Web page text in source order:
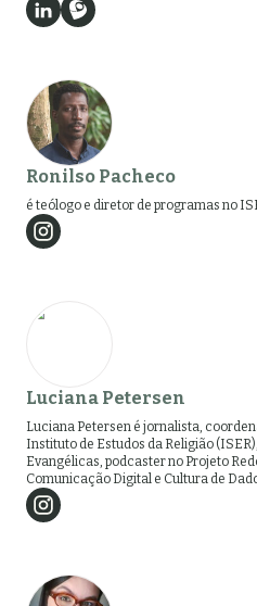
Ronilso Pacheco
é teólogo e diretor de programas no
Luciana Petersen
Luciana Petersen é jornalista,
Instituto de Estudos da Religião
Evangélicas, podcaster no Projeto
Comunicação Digital e Cultura de